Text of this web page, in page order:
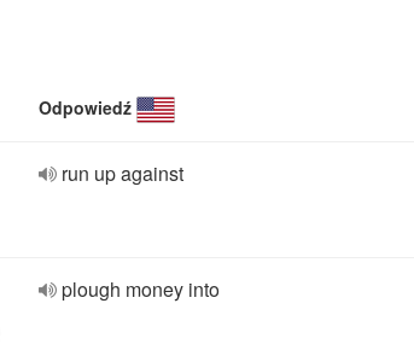
Odpowiedź
run up against
plough money into